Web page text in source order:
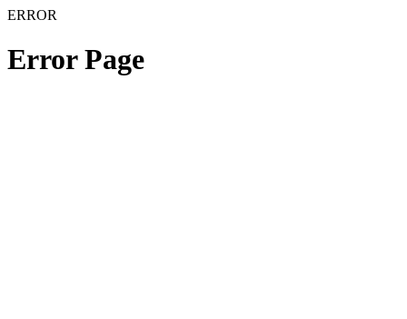
ERROR
Error Page